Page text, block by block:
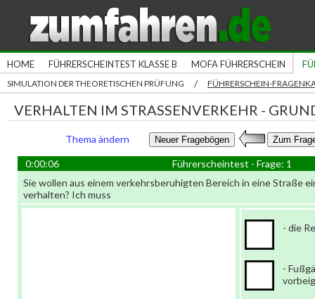
HOME FÜHRERSCHEINTEST KLASSE B MOFA FÜHRERSCHEIN
SIMULATION DER THEORETISCHEN PRÜFUNG / FÜHRERSCHEIN-
VERHALTEN IM STRASSENVERKEHR -
Thema ändern
0:00:06
Führerscheintest - Frage: 1
Sie wollen aus einem verkehrsberuhigten Bereich in eine Straße
verhalten? Ich muss
- die
-